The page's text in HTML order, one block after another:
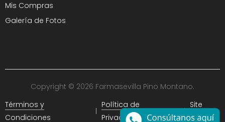
Mis Compras
Galería de Fotos
Copyright © 2026 Farmasevilla Pino Montano.
Términos y
Condiciones
Política de
Privacidad
Site
Map